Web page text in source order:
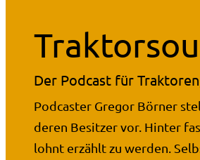
Der Podcast für
Podcaster Gregor Börner
deren Besitzer vor. Hinter
lohnt erzählt zu werden.